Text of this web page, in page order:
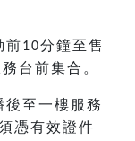
前10分鐘至售
台前集合。
至一樓服務
憑有效證件